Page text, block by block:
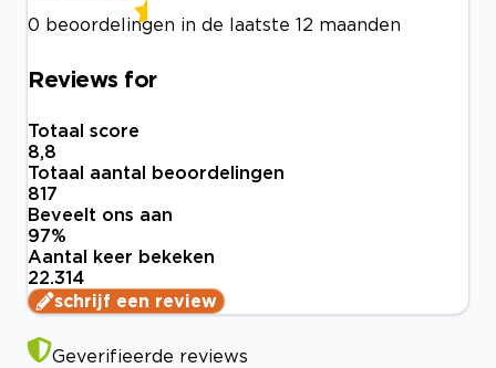
0 beoordelingen in de laatste 12 maanden
Reviews for
Totaal score
8,8
Totaal aantal beoordelingen
817
Beveelt ons aan
97%
Aantal keer bekeken
22.314
schrijf een review
Geverifieerde reviews